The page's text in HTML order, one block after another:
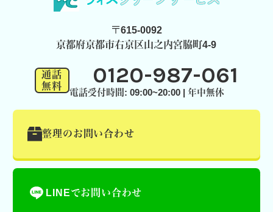
〒615-0092
京都府京都市右京区山之内宮脇町4-9
通話
無料
0120-987-061
電話受付時間: 09:00~20:00 | 年中無休
整理のお問い合わせ
LINEでお問い合わせ